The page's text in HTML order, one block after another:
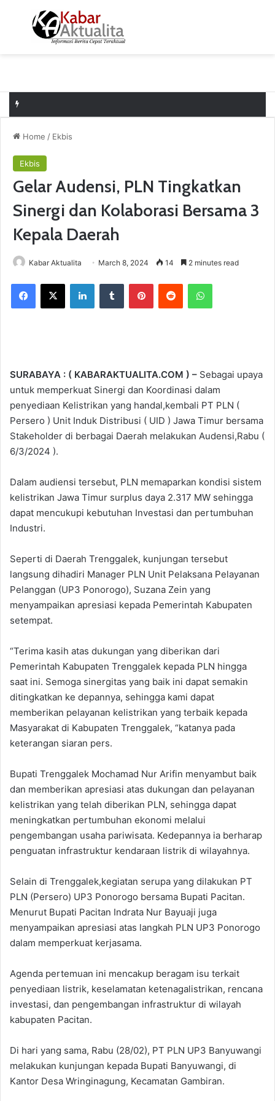
Menu
Home / Ekbis
Ekbis
Gelar Audensi, PLN Tingkatkan
Sinergi dan Kolaborasi Bersama 3
Kepala Daerah
Kabar Aktualita March 8, 2024 14 2 minutes read
SURABAYA : ( KABARAKTUALITA.COM ) – Sebagai upaya
untuk memperkuat Sinergi dan Koordinasi dalam
penyediaan Kelistrikan yang handal,kembali PT PLN (
Persero ) Unit Induk Distribusi ( UID ) Jawa Timur bersama
Stakeholder di berbagai Daerah melakukan Audensi,Rabu (
6/3/2024 ).
Dalam audiensi tersebut, PLN memaparkan kondisi sistem
kelistrikan Jawa Timur surplus daya 2.317 MW sehingga
dapat mencukupi kebutuhan Investasi dan pertumbuhan
Industri.
Seperti di Daerah Trenggalek, kunjungan tersebut
langsung dihadiri Manager PLN Unit Pelaksana Pelayanan
Pelanggan (UP3 Ponorogo), Suzana Zein yang
menyampaikan apresiasi kepada Pemerintah Kabupaten
setempat.
“Terima kasih atas dukungan yang diberikan dari
Pemerintah Kabupaten Trenggalek kepada PLN hingga
saat ini. Semoga sinergitas yang baik ini dapat semakin
ditingkatkan ke depannya, sehingga kami dapat
memberikan pelayanan kelistrikan yang terbaik kepada
Masyarakat di Kabupaten Trenggalek, “katanya pada
keterangan siaran pers.
Bupati Trenggalek Mochamad Nur Arifin menyambut baik
dan memberikan apresiasi atas dukungan dan pelayanan
kelistrikan yang telah diberikan PLN, sehingga dapat
meningkatkan pertumbuhan ekonomi melalui
pengembangan usaha pariwisata. Kedepannya ia berharap
penguatan infrastruktur kendaraan listrik di wilayahnya.
Selain di Trenggalek,kegiatan serupa yang dilakukan PT
PLN (Persero) UP3 Ponorogo bersama Bupati Pacitan.
Menurut Bupati Pacitan Indrata Nur Bayuaji juga
menyampaikan apresiasi atas langkah PLN UP3 Ponorogo
dalam memperkuat kerjasama.
Agenda pertemuan ini mencakup beragam isu terkait
penyediaan listrik, keselamatan ketenagalistrikan, rencana
investasi, dan pengembangan infrastruktur di wilayah
kabupaten Pacitan.
Di hari yang sama, Rabu (28/02), PT PLN UP3 Banyuwangi
melakukan kunjungan kepada Bupati Banyuwangi, di
Kantor Desa Wringinagung, Kecamatan Gambiran.